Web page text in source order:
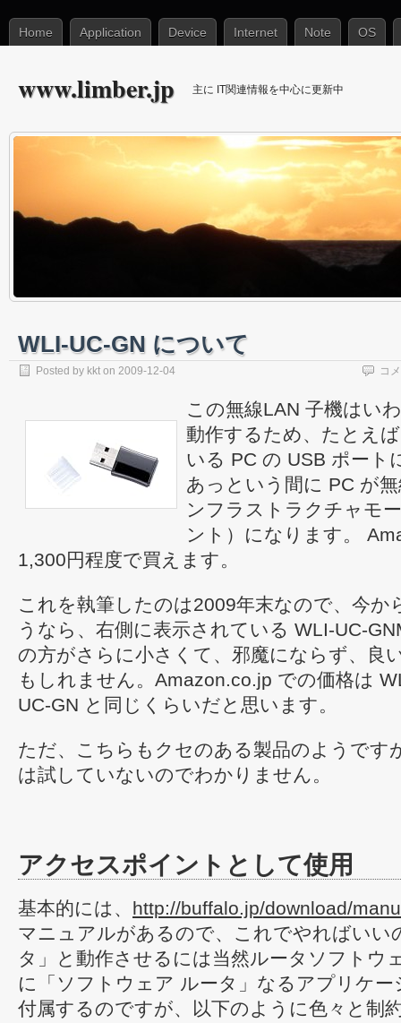
Home Application Device Internet Note OS
www.limber.jp 主に IT関連情報を中心に更新中
WLI-UC-GN について
Posted by kkt on 2009-12-04 コ
この無線LAN 子機はい
動作するため、たとえ
いる PC の USB ポート
あっという間に PC が
ンフラストラクチャモ
ント）になります。
1,300円程度で買えます。
これを執筆したのは2009年末なので、今か
うなら、右側に表示されている WLI-UC-
の方がさらに小さくて、邪魔にならず、良
もしれません。Amazon.co.jp での価格は
UC-GN と同じくらいだと思います。
ただ、こちらもクセのある製品のようです
は試していないのでわかりません。
アクセスポイントとして使用
基本的には、 http://buffalo.jp/download/
マニュアルがあるので、これでやればいい
タ」と動作させるには当然ルータソフトウ
に「ソフトウェア ルータ」なるアプリケ
付属するのですが、以下のように色々と制